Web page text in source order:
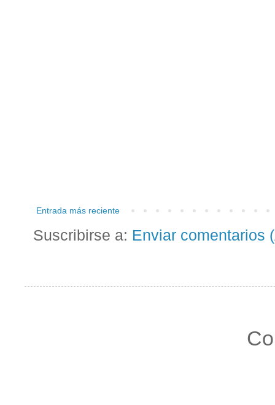
Entrada más reciente
Suscribirse a: Enviar comentarios